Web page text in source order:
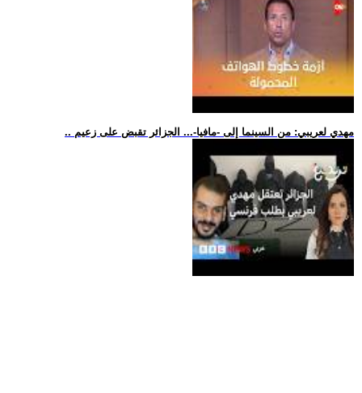
.. مهدي لعريبي: من السينما إلى -مافيا-... الجزائر تقبض على زعيم